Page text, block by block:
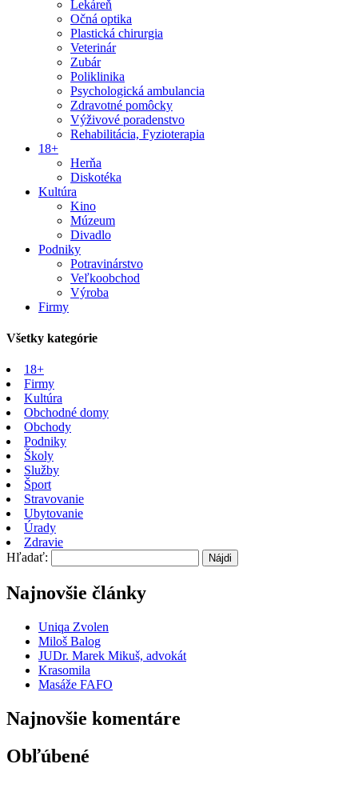
Lekáreň
Očná optika
Plastická chirurgia
Veterinár
Zubár
Poliklinika
Psychologická ambulancia
Zdravotné pomôcky
Výživové poradenstvo
Rehabilitácia, Fyzioterapia
18+
Herňa
Diskotéka
Kultúra
Kino
Múzeum
Divadlo
Podniky
Potravinárstvo
Veľkoobchod
Výroba
Firmy
Všetky kategórie
18+
Firmy
Kultúra
Obchodné domy
Obchody
Podniky
Školy
Služby
Šport
Stravovanie
Ubytovanie
Úrady
Zdravie
Hľadať:
Najnovšie články
Uniqa Zvolen
Miloš Balog
JUDr. Marek Mikuš, advokát
Krasomila
Masáže FAFO
Najnovšie komentáre
Obľúbené